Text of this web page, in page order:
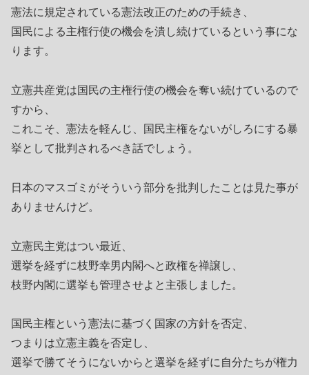
憲法に規定されている憲法改正のための手続き、
国民による主権行使の機会を潰し続けているという事にな
ります。
立憲共産党は国民の主権行使の機会を奪い続けているので
すから、
これこそ、憲法を軽んじ、国民主権をないがしろにする暴
挙として批判されるべき話でしょう。
日本のマスゴミがそういう部分を批判したことは見た事が
ありませんけど。
立憲民主党はつい最近、
選挙を経ずに枝野幸男内閣へと政権を禅譲し、
枝野内閣に選挙も管理させよと主張しました。
国民主権という憲法に基づく国家の方針を否定、
つまりは立憲主義を否定し、
選挙で勝てそうにないからと選挙を経ずに自分たちが権力